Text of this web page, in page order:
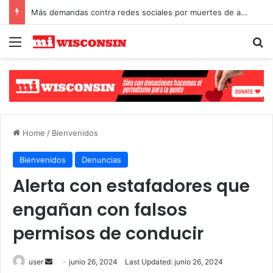
▼
Más demandas contra redes sociales por muertes de adolescentes
Menu
Home / Bienvenidos
Bienvenidos Denuncias
Alerta con estafadores que
engañan con falsos
permisos de conducir
user junio 26, 2024 Last Updated: junio 26, 2024